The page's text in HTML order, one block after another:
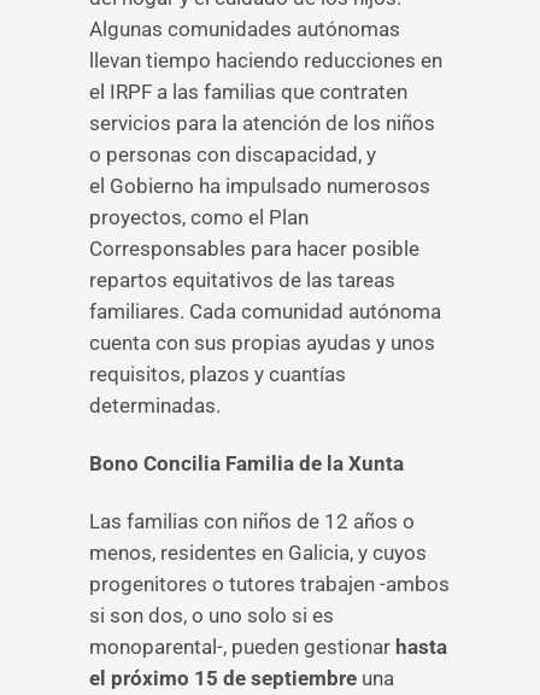
Algunas comunidades autónomas
llevan tiempo haciendo reducciones en
el IRPF a las familias que contraten
servicios para la atención de los niños
o personas con discapacidad, y
el Gobierno ha impulsado numerosos
proyectos, como el Plan
Corresponsables para hacer posible
repartos equitativos de las tareas
familiares. Cada comunidad autónoma
cuenta con sus propias ayudas y unos
requisitos, plazos y cuantías
determinadas.
Bono Concilia Familia de la Xunta
Las familias con niños de 12 años o
menos, residentes en Galicia, y cuyos
progenitores o tutores trabajen -ambos
si son dos, o uno solo si es
monoparental-, pueden gestionar hasta
el próximo 15 de septiembre una